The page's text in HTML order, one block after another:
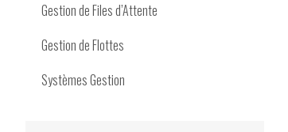
Gestion de Files d’Attente
Gestion de Flottes
Systèmes Gestion